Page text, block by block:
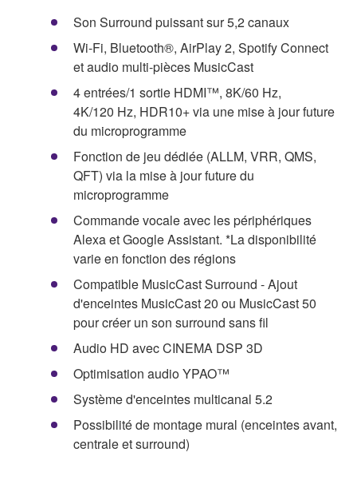
Son Surround puissant sur 5,2 canaux
Wi-Fi, Bluetooth®, AirPlay 2, Spotify Connect
et audio multi-pièces MusicCast
4 entrées/1 sortie HDMI™, 8K/60 Hz,
4K/120 Hz, HDR10+ via une mise à jour future
du microprogramme
Fonction de jeu dédiée (ALLM, VRR, QMS,
QFT) via la mise à jour future du
microprogramme
Commande vocale avec les périphériques
Alexa et Google Assistant. *La disponibilité
varie en fonction des régions
Compatible MusicCast Surround - Ajout
d'enceintes MusicCast 20 ou MusicCast 50
pour créer un son surround sans fil
Audio HD avec CINEMA DSP 3D
Optimisation audio YPAO™
Système d'enceintes multicanal 5.2
Possibilité de montage mural (enceintes avant,
centrale et surround)